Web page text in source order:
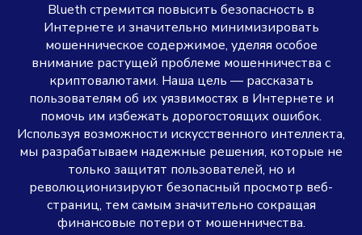
Blueth стремится повысить безопасность в
Интернете и значительно минимизировать
мошенническое содержимое, уделяя особое
внимание растущей проблеме мошенничества с
криптовалютами. Наша цель — рассказать
пользователям об их уязвимостях в Интернете и
помочь им избежать дорогостоящих ошибок.
Используя возможности искусственного интеллекта,
мы разрабатываем надежные решения, которые не
только защитят пользователей, но и
революционизируют безопасный просмотр веб-
страниц, тем самым значительно сокращая
финансовые потери от мошенничества.